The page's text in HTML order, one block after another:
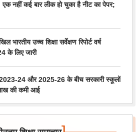
नहीं कई बार लीक हो चुका है नीट का पेपर;
उच्च शिक्षा सर्वेक्षण रिपोर्ट वर्ष
के लिए जारी
24 और 2025-26 के बीच सरकारी स्कूलों
की कमी आई